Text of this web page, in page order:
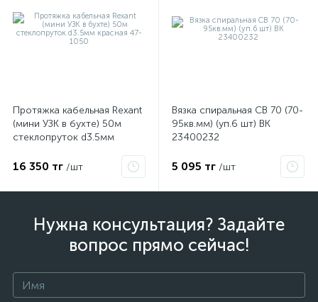
Протяжка кабельная Rexant
(мини УЗК в бухте) 50м
стеклопруток d3.5мм
16 350 тг /шт
Вязка спиральная СВ 70 (70-
95кв.мм) (уп.6 шт) ВК
23400232
5 095 тг /шт
Нужна консультация? Задайте
вопрос прямо сейчас!